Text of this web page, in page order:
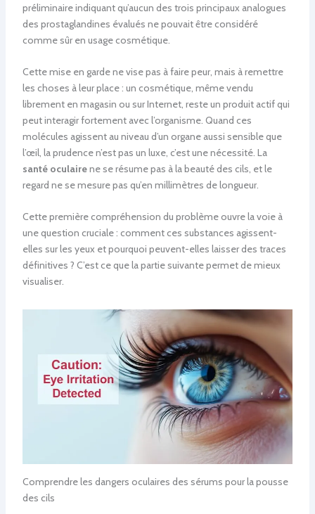
préliminaire indiquant qu’aucun des trois principaux analogues
des prostaglandines évalués ne pouvait être considéré
comme sûr en usage cosmétique.
Cette mise en garde ne vise pas à faire peur, mais à remettre
les choses à leur place : un cosmétique, même vendu
librement en magasin ou sur Internet, reste un produit actif qui
peut interagir fortement avec l’organisme. Quand ces
molécules agissent au niveau d’un organe aussi sensible que
l’œil, la prudence n’est pas un luxe, c’est une nécessité. La
santé oculairene se résume pas à la beauté des cils, et le
regard ne se mesure pas qu’en millimètres de longueur.
Cette première compréhension du problème ouvre la voie à
une question cruciale : comment ces substances agissent-
elles sur les yeux et pourquoi peuvent-elles laisser des traces
définitives ? C’est ce que la partie suivante permet de mieux
visualiser.
Comprendre les dangers oculaires des sérums pour la pousse
des cils